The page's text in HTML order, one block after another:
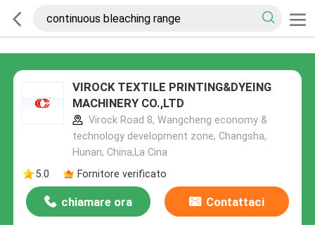
VIROCK TEXTILE PRINTING&DYEING
MACHINERY CO.,LTD
Virock Road 8, Wangcheng economy &
technology development zone, Changsha,
Hunan, China,La Cina
5.0
Fornitore verificato
chiamare ora Contattaci